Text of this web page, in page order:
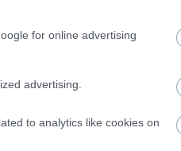
for online advertising
advertising.
to analytics like cookies on
ΑΕΚ
να παίξει στο